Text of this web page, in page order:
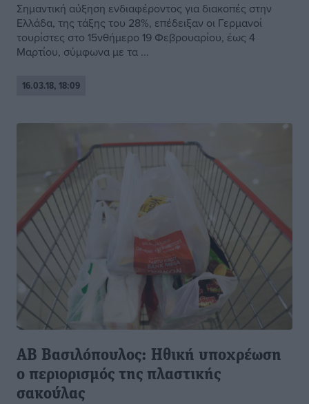
Σημαντική αύξηση ενδιαφέροντος για διακοπές στην
Ελλάδα, της τάξης του 28%, επέδειξαν οι Γερμανοί
τουρίστες στο 15νθήμερο 19 Φεβρουαρίου, έως 4
Μαρτίου, σύμφωνα με τα ...
16.03.18, 18:09
ΑΒ Βασιλόπουλος: Ηθική υποχρέωση
ο περιορισμός της πλαστικής
σακούλας